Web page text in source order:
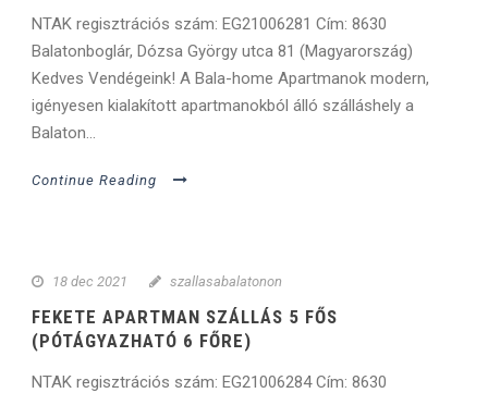
NTAK regisztrációs szám: EG21006281 Cím: 8630
Balatonboglár, Dózsa György utca 81 (Magyarország)
Kedves Vendégeink! A Bala-home Apartmanok modern,
igényesen kialakított apartmanokból álló szálláshely a
Balaton...
Continue Reading
18 dec 2021 szallasabalatonon
FEKETE APARTMAN SZÁLLÁS 5 FŐS
(PÓTÁGYAZHATÓ 6 FŐRE)
NTAK regisztrációs szám: EG21006284 Cím: 8630